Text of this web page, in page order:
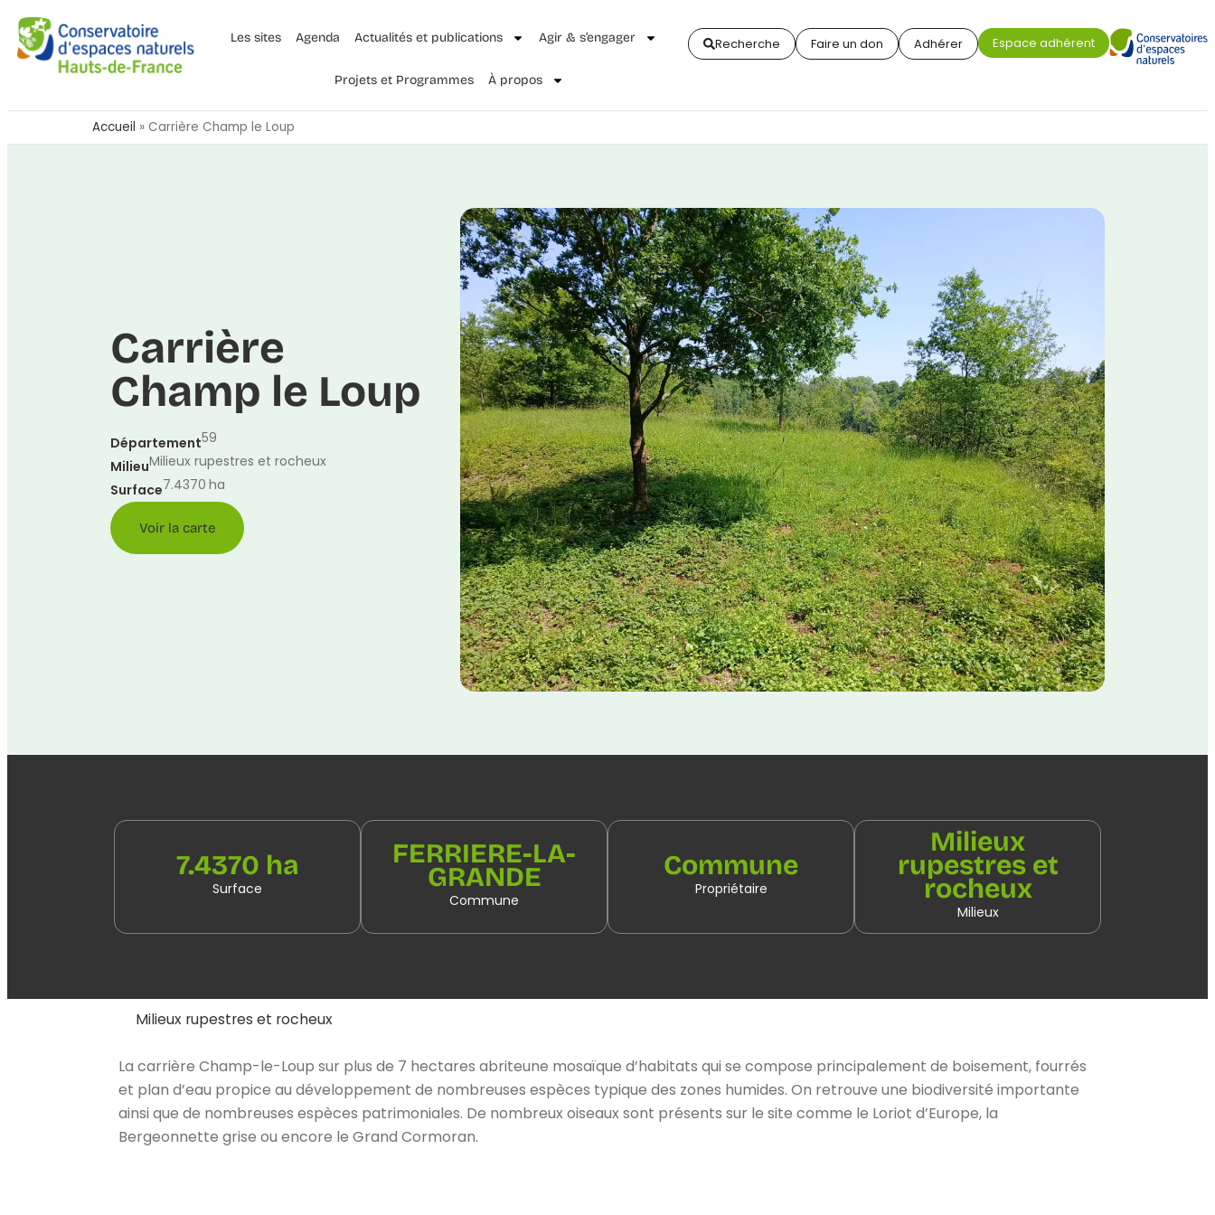
Les sites Agenda Actualités et publications Agir & s’engager
Projets et Programmes À propos
Recherche Faire un don Adhérer Espace adhérent
Accueil » Carrière Champ le Loup
Carrière
Champ le Loup
Département59
MilieuMilieux rupestres et rocheux
Surface7.4370 ha
Voir la carte
7.4370 ha
Surface
FERRIERE-LA-
GRANDE
Commune
Commune
Propriétaire
Milieux
rupestres et
rocheux
Milieux
Milieux rupestres et rocheux
La carrière Champ-le-Loup sur plus de 7 hectares abriteune mosaïque d’habitats qui se compose principalement de boisement, fourrés
et plan d’eau propice au développement de nombreuses espèces typique des zones humides. On retrouve une biodiversité importante
ainsi que de nombreuses espèces patrimoniales. De nombreux oiseaux sont présents sur le site comme le Loriot d’Europe, la
Bergeonnette grise ou encore le Grand Cormoran.